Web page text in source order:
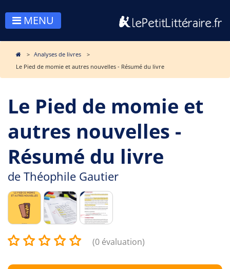
MENU
Analyses de livres
Le Pied de momie et autres nouvelles - Résumé du livre
Le Pied de momie et
autres nouvelles -
Résumé du livre
de Théophile Gautier
(0 évaluation)